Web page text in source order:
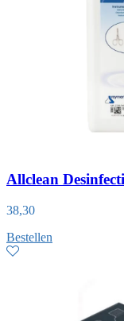
Allclean
38,30
Bestellen